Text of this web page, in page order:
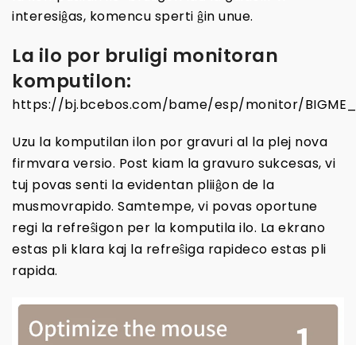
interesiĝas, komencu sperti ĝin unue.
La ilo por bruligi monitoran
komputilon:
https://bj.bcebos.com/bame/esp/monitor/
Uzu la komputilan ilon por gravuri al la plej nova
firmvara versio. Post kiam la gravuro sukcesas, vi
tuj povas senti la evidentan pliiĝon de la
musmovrapido. Samtempe, vi povas oportune
regi la refreŝigon per la komputila ilo. La ekrano
estas pli klara kaj la refreŝiga rapideco estas pli
rapida.